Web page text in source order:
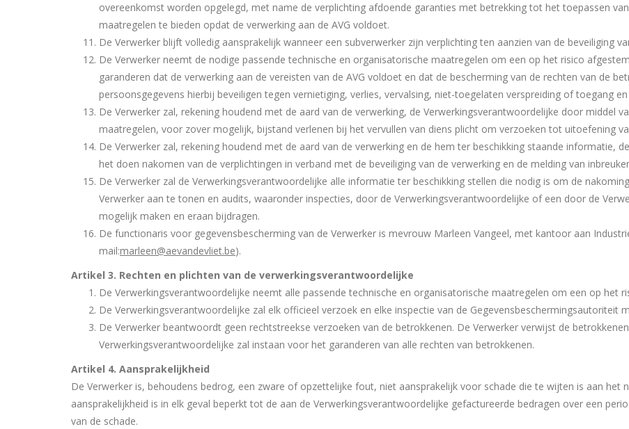
overeenkomst worden opgelegd, met name de verplichting afdoende garanties met betrekking tot het toepassen
maatregelen te bieden opdat de verwerking aan de AVG voldoet.
De Verwerker blijft volledig aansprakelijk wanneer een subverwerker zijn verplichting ten aanzien van de beveiliging
De Verwerker neemt de nodige passende technische en organisatorische maatregelen om een op het risico
garanderen dat de verwerking aan de vereisten van de AVG voldoet en dat de bescherming van de rechten van de
persoonsgegevens hierbij beveiligen tegen vernietiging, verlies, vervalsing, niet-toegelaten verspreiding of toegang
De Verwerker zal, rekening houdend met de aard van de verwerking, de Verwerkingsverantwoordelijke door middel
maatregelen, voor zover mogelijk, bijstand verlenen bij het vervullen van diens plicht om verzoeken tot uitoefening
De Verwerker zal, rekening houdend met de aard van de verwerking en de hem ter beschikking staande informatie,
het doen nakomen van de verplichtingen in verband met de beveiliging van de verwerking en de melding van
De Verwerker zal de Verwerkingsverantwoordelijke alle informatie ter beschikking stellen die nodig is om de
Verwerker aan te tonen en audits, waaronder inspecties, door de Verwerkingsverantwoordelijke of een door de
mogelijk maken en eraan bijdragen.
De functionaris voor gegevensbescherming van de Verwerker is mevrouw Marleen Vangeel, met kantoor aan
mail:marleen@aevandevliet.be).
Artikel 3. Rechten en plichten van de verwerkingsverantwoordelijke
De Verwerkingsverantwoordelijke neemt alle passende technische en organisatorische maatregelen om een op het
De Verwerkingsverantwoordelijke zal elk officieel verzoek en elke inspectie van de Gegevensbeschermingsautoriteit
De Verwerker beantwoordt geen rechtstreekse verzoeken van de betrokkenen. De Verwerker verwijst de
Verwerkingsverantwoordelijke zal instaan voor het garanderen van alle rechten van betrokkenen.
Artikel 4. Aansprakelijkheid
De Verwerker is, behoudens bedrog, een zware of opzettelijke fout, niet aansprakelijk voor schade die te wijten is aan het
aansprakelijkheid is in elk geval beperkt tot de aan de Verwerkingsverantwoordelijke gefactureerde bedragen over een
van de schade.